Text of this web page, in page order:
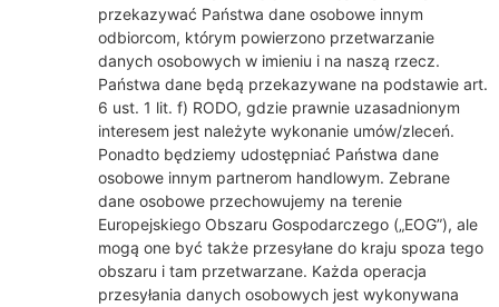
przekazywać Państwa dane osobowe innym
odbiorcom, którym powierzono przetwarzanie
danych osobowych w imieniu i na naszą rzecz.
Państwa dane będą przekazywane na podstawie art.
6 ust. 1 lit. f) RODO, gdzie prawnie uzasadnionym
interesem jest należyte wykonanie umów/zleceń.
Ponadto będziemy udostępniać Państwa dane
osobowe innym partnerom handlowym. Zebrane
dane osobowe przechowujemy na terenie
Europejskiego Obszaru Gospodarczego („EOG”), ale
mogą one być także przesyłane do kraju spoza tego
obszaru i tam przetwarzane. Każda operacja
przesyłania danych osobowych jest wykonywana